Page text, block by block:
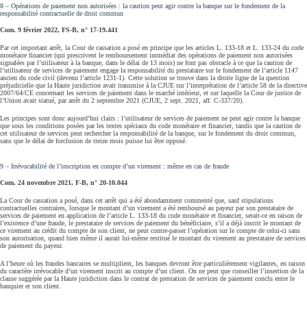
8 – Opérations de paiement non autorisées : la caution peut agir contre la banque sur le fondement de la
responsabilité contractuelle de droit commun
Com. 9 février 2022, FS‑B, n° 17‑19.441
Par cet important arrêt, la Cour de cassation a posé en principe que les articles L. 133-18 et L. 133-24 du code
monétaire financier (qui prescrivent le remboursement immédiat des opérations de paiement non autorisées
signalées par l’utilisateur à la banque, dans le délai de 13 mois) ne font pas obstacle à ce que la caution de
l’utilisateur de services de paiement engage la responsabilité du prestataire sur le fondement de l’article 1147
ancien du code civil (devenu l’article 1231-1). Cette solution se trouve dans la droite ligne de la question
préjudicielle que la Haute juridiction avait transmise à la CJUE sur l’interprétation de l’article 58 de la directive
2007/64/CE concernant les services de paiement dans le marché intérieur, et sur laquelle la Cour de justice de
l’Union avait statué, par arrêt du 2 septembre 2021 (CJUE, 2 sept. 2021, aff. C‑337/20).
Les principes sont donc aujourd’hui clairs : l’utilisateur de services de paiement ne peut agir contre la banque
que sous les conditions posées par les textes spéciaux du code monétaire et financier, tandis que la caution de
cet utilisateur de services peut rechercher la responsabilité de la banque, sur le fondement du droit commun,
sans que le délai de forclusion de treize mois puisse lui être opposé.
9 – Irrévocabilité de l’inscription en compte d’un virement : même en cas de fraude
Com. 24 novembre 2021, F‑B, n° 20‑10.044
La Cour de cassation a posé, dans cet arrêt qui a été abondamment commenté que, sauf stipulations
contractuelles contraires, lorsque le montant d’un virement a été remboursé au payeur par son prestataire de
services de paiement en application de l’article L. 133‑18 du code monétaire et financier, serait-ce en raison de
l’existence d’une fraude, le prestataire de services de paiement du bénéficiaire, s’il a déjà inscrit le montant de
ce virement au crédit du compte de son client, ne peut contre-passer l’opération sur le compte de celui-ci sans
son autorisation, quand bien même il aurait lui-même restitué le montant du virement au prestataire de services
de paiement du payeur.
A l’heure où les fraudes bancaires se multiplient, les banques devront être particulièrement vigilantes, en raison
du caractère irrévocable d’un virement inscrit au compte d’un client. On ne peut que conseiller l’insertion de la
clause suggérée par la Haute juridiction dans le contrat de prestation de services de paiement conclu entre le
banquier et son client.